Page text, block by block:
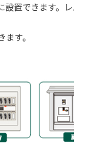
設置できます。レ
す。